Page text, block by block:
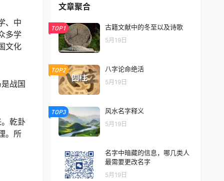
、中
多学
文化
战国
乾卦
。所
文章聚合
TOP1 古籍文献中的冬至以及诗歌
5月19日
TOP2 八字论命绝活
5月19日
TOP3 风水名字释义
5月19日
名字中暗藏的信息，哪几类人
最需要更改名字
5月19日